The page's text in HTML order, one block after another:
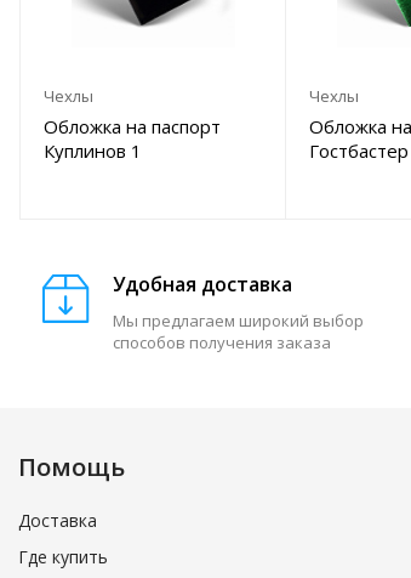
Чехлы
Обложка на паспорт
Куплинов 1
Чехлы
Обложка
Гостбастер
Удобная доставка
Мы предлагаем широкий выбор
способов получения заказа
Помощь
Доставка
Где купить